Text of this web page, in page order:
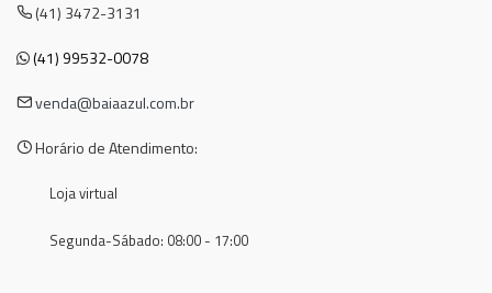
(41) 3472-3131
(41) 99532-0078
venda@baiaazul.com.br
Horário de Atendimento:
Loja virtual
Segunda-Sábado: 08:00 - 17:00